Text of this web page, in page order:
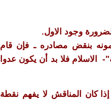
وجود الاول.
بنقض مصادره ـ فإن قام
فلا بد أن يكون عدوا
إذا كان المناقش لا يفهم نقطة